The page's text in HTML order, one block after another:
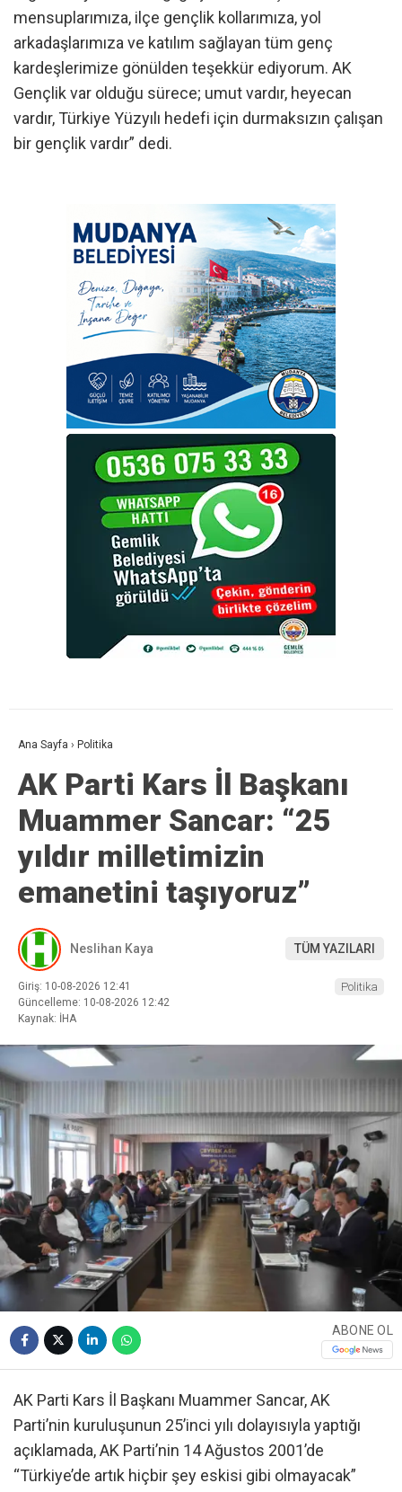
mensuplarımıza, ilçe gençlik kollarımıza, yol
arkadaşlarımıza ve katılım sağlayan tüm genç
kardeşlerimize gönülden teşekkür ediyorum. AK
Gençlik var olduğu sürece; umut vardır, heyecan
vardır, Türkiye Yüzyılı hedefi için durmaksızın çalışan
bir gençlik vardır” dedi.
Ana Sayfa › Politika
AK Parti Kars İl Başkanı
Muammer Sancar: “25
yıldır milletimizin
emanetini taşıyoruz”
Neslihan Kaya TÜM YAZILARI
Giriş: 10-08-2026 12:41
Güncelleme: 10-08-2026 12:42
Kaynak: İHA
Politika
ABONE OL
AK Parti Kars İl Başkanı Muammer Sancar, AK
Parti’nin kuruluşunun 25’inci yılı dolayısıyla yaptığı
açıklamada, AK Parti’nin 14 Ağustos 2001’de
“Türkiye’de artık hiçbir şey eskisi gibi olmayacak”